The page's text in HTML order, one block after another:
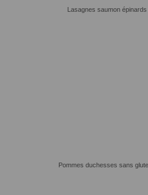
Lasagnes saumon
Pommes duchesses sans